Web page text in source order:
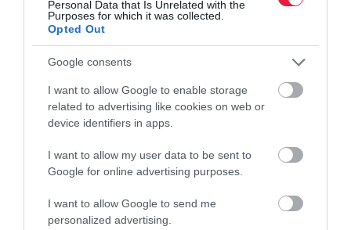
Personal Data that Is Unrelated with the
Purposes for which it was collected.
Opted Out
Google consents
I want to allow Google to enable storage
related to advertising like cookies on web or
device identifiers in apps.
I want to allow my user data to be sent to
Google for online advertising purposes.
I want to allow Google to send me
personalized advertising.
MUNKAIDŐ
Ezért lehet nyerő a négynapos munkahét
A négynapos munkahét jelentősen csökkenti a kiégést és javítja a
munkaszervezéssel a termelékenységüket és az árbevételüket is
növelni tudták egy…